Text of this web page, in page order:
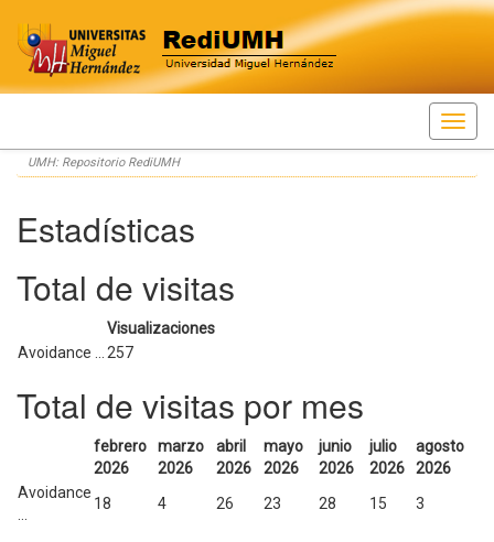
Skip
navigation
UMH: Repositorio RediUMH
Estadísticas
Total de visitas
Visualizaciones
Avoidance ...
257
Total de visitas por mes
febrero
2026
marzo
2026
abril
2026
mayo
2026
junio
2026
julio
2026
agosto
2026
Avoidance
18 4 26 23 28 15 3